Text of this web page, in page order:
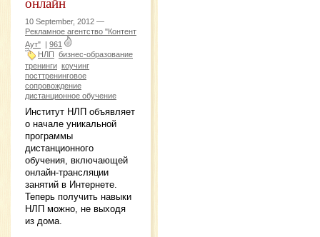
10 September, 2012 —
Рекламное агентство "Контент
Аут"
961
НЛП
бизнес-образование
тренинги коучинг
посттренинговое
сопровождение
дистанционное обучение
Институт НЛП объявляет
о начале уникальной
программы
дистанционного
обучения, включающей
онлайн-трансляции
занятий в Интернете.
Теперь получить навыки
НЛП можно, не выходя
из дома.